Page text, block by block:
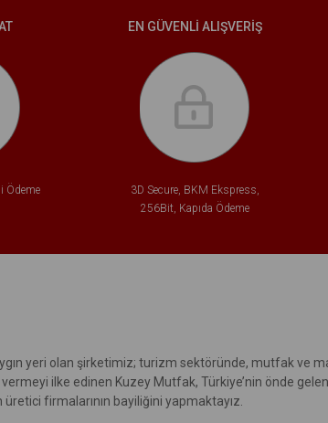
Ödeme
EN GÜVENLİ ALIŞVERİŞ
3D Secure, BKM Ekspress,
256Bit, Kapıda Ödeme
yeri olan şirketimiz; turizm sektöründe, mutfak ve
ilke edinen Kuzey Mutfak, Türkiye’nin önde
firmalarının bayiliğini yapmaktayız.